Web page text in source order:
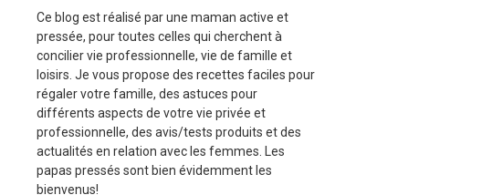
Ce blog est réalisé par une maman active et
pressée, pour toutes celles qui cherchent à
concilier vie professionnelle, vie de famille et
loisirs. Je vous propose des recettes faciles pour
régaler votre famille, des astuces pour
différents aspects de votre vie privée et
professionnelle, des avis/tests produits et des
actualités en relation avec les femmes. Les
papas pressés sont bien évidemment les
bienvenus!